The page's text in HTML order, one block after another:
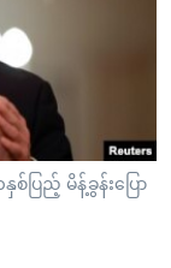
ြည့် မိန့်ခွန်းပြော